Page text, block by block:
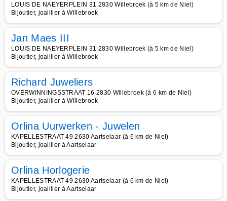
LOUIS DE NAEYERPLEIN 31 2830 Willebroek (à 5 km de Niel)
Bijoutier, joaillier à Willebroek
Jan Maes III
LOUIS DE NAEYERPLEIN 31 2830 Willebroek (à 5 km de Niel)
Bijoutier, joaillier à Willebroek
Richard Juweliers
OVERWINNINGSSTRAAT 16 2830 Willebroek (à 6 km de Niel)
Bijoutier, joaillier à Willebroek
Orlina Uurwerken - Juwelen
KAPELLESTRAAT 49 2630 Aartselaar (à 6 km de Niel)
Bijoutier, joaillier à Aartselaar
Orlina Horlogerie
KAPELLESTRAAT 49 2630 Aartselaar (à 6 km de Niel)
Bijoutier, joaillier à Aartselaar